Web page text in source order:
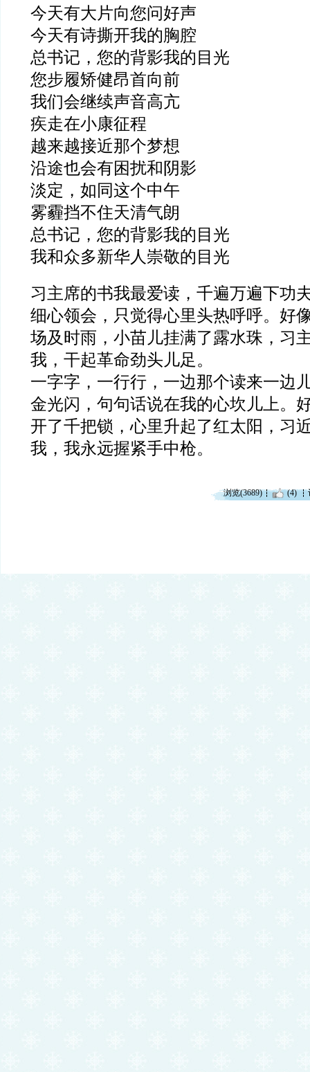
今天有大片向您问好声
今天有诗撕开我的胸腔
总书记，您的背影我的目光
您步履矫健昂首向前
我们会继续声音高亢
疾走在小康征程
越来越接近那个梦想
沿途也会有困扰和阴影
淡定，如同这个中午
雾霾挡不住天清气朗
总书记，您的背影我的目光
我和众多新华人崇敬的目光
习主席的书我最爱读，千遍万遍下功
细心领会，只觉得心里头热呼呼。好
场及时雨，小苗儿挂满了露水珠，习
我，干起革命劲头儿足。
一字字，一行行，一边那个读来一边
金光闪，句句话说在我的心坎儿上。
开了千把锁，心里升起了红太阳，习
我，我永远握紧手中枪。
浏览(3689) (4)